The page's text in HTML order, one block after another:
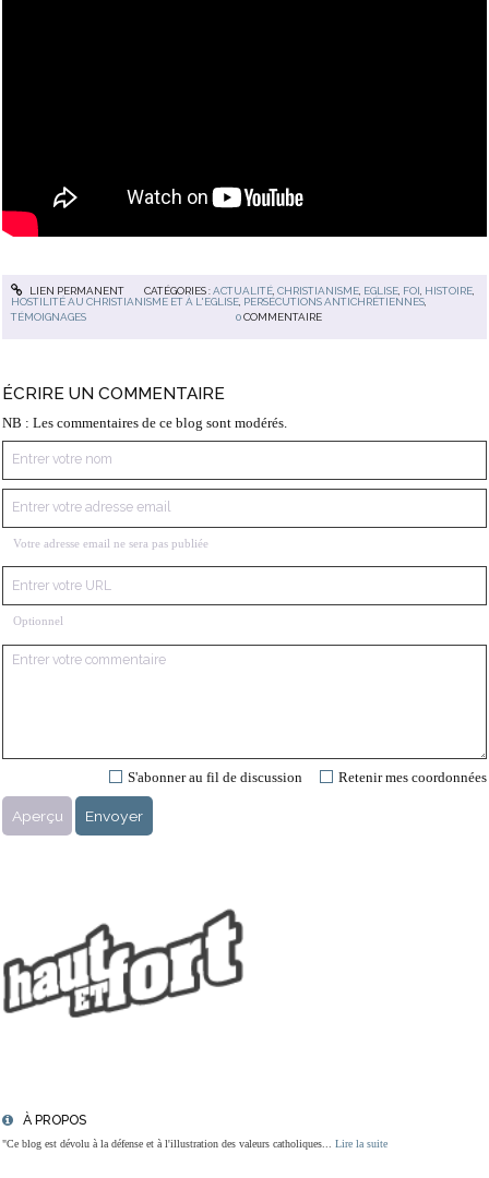
À PROPOS
"Ce blog est dévolu à la défense et à l'illustration des valeurs catholiques... Lire la suite
LIEN PERMANENT CATÉGORIES :ACTUALITÉ, CHRISTIANISME, EGLISE, FOI HISTOIRE,
HOSTILITÉ AU CHRISTIANISME ET À L'EGLISE PERSÉCUTIONS ANTICHRÉTIENNES
TÉMOIGNAGES
0 COMMENTAIRE
ÉCRIRE UN COMMENTAIRE
NB : Les commentaires de ce blog sont modérés.
Votre adresse email ne sera pas publiée
Optionnel
Retenir mes coordonnées
S'abonner au fil de discussion